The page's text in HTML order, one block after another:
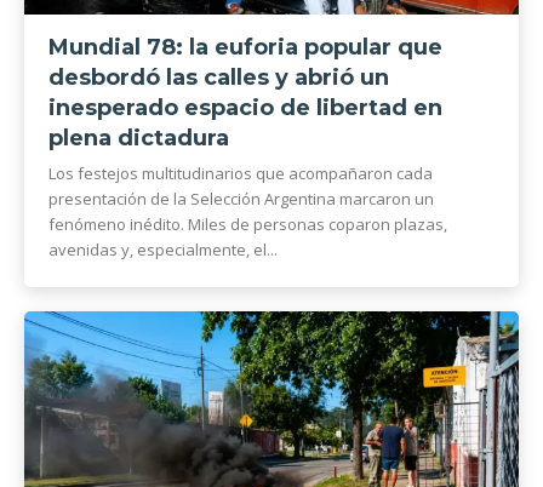
Mundial 78: la euforia popular que
desbordó las calles y abrió un
inesperado espacio de libertad en
plena dictadura
Los festejos multitudinarios que acompañaron cada
presentación de la Selección Argentina marcaron un
fenómeno inédito. Miles de personas coparon plazas,
avenidas y, especialmente, el...